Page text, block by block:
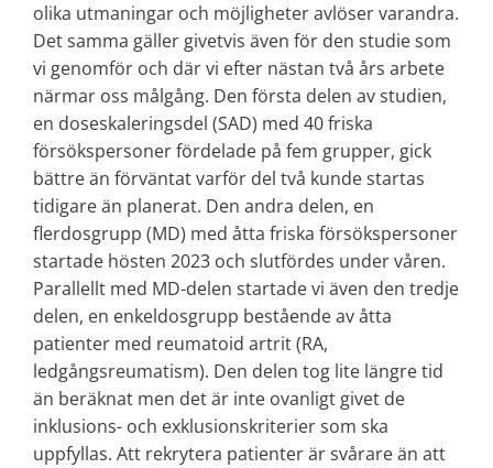
olika utmaningar och möjligheter avlöser varandra.
Det samma gäller givetvis även för den studie som
vi genomför och där vi efter nästan två års arbete
närmar oss målgång. Den första delen av studien,
en doseskaleringsdel (SAD) med 40 friska
försökspersoner fördelade på fem grupper, gick
bättre än förväntat varför del två kunde startas
tidigare än planerat. Den andra delen, en
flerdosgrupp (MD) med åtta friska försökspersoner
startade hösten 2023 och slutfördes under våren.
Parallellt med MD-delen startade vi även den tredje
delen, en enkeldosgrupp bestående av åtta
patienter med reumatoid artrit (RA,
ledgångsreumatism). Den delen tog lite längre tid
än beräknat men det är inte ovanligt givet de
inklusions- och exklusionskriterier som ska
uppfyllas. Att rekrytera patienter är svårare än att